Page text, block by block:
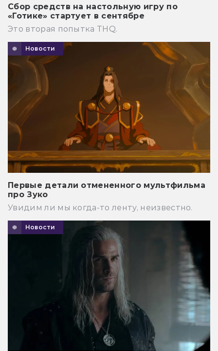
Сбор средств на настольную игру по
«Готике» стартует в сентябре
Это вторая попытка THQ.
Новости
Первые детали отмененного мультфильма
про Зуко
Увидим ли мы когда-то ленту, неизвестно.
Новости